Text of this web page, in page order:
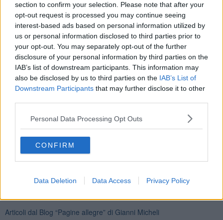
section to confirm your selection. Please note that after your
opt-out request is processed you may continue seeing
interest-based ads based on personal information utilized by
us or personal information disclosed to third parties prior to
your opt-out. You may separately opt-out of the further
disclosure of your personal information by third parties on the
IAB’s list of downstream participants. This information may
also be disclosed by us to third parties on the IAB’s List of
Downstream Participants that may further disclose it to other
Personal Data Processing Opt Outs
CONFIRM
Data Deletion Data Access Privacy Policy
Gianni Micheli
Se vuoi leggere le notizie principali della Toscana iscriviti alla
Newsletter QUInews - ToscanaMedia.
alle 20:00 direttamente nella tua casella di posta.
Basta cliccare QUI
Articoli dal Blog “Pagine allegre” di Gianni Micheli